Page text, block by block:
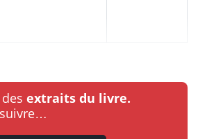
extraits du livre.